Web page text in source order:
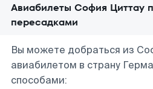
Авиабилеты София Циттау
пересадками
Вы можете добраться из
авиабилетом в страну
способами: